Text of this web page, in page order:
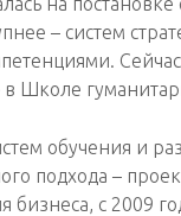
– систем
Школе
обучения и
подхода –
бизнеса, с 2009